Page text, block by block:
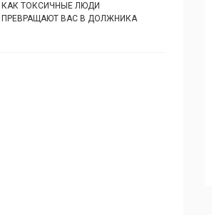
КАК ТОКСИЧНЫЕ ЛЮДИ
ПРЕВРАЩАЮТ ВАС В ДОЛЖНИКА